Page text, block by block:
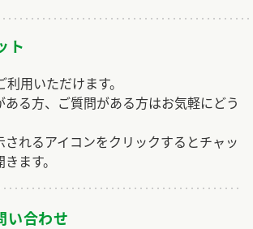
ト
用いただけます。
ある方、ご質問がある方はお気軽にどう
されるアイコンをクリックするとチャッ
ます。
い合わせ